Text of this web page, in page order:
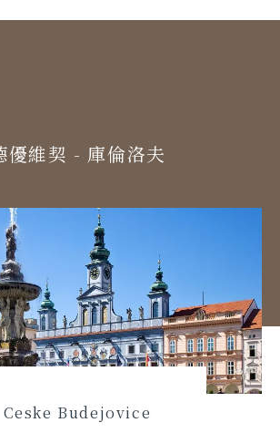
優維契 - 庫倫洛夫
Ceske Budejovice